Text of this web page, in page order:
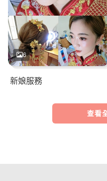
6
新娘服務
查看